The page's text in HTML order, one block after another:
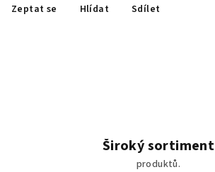
Zeptat se Hlídat Sdílet
Široký sortiment
produktů.